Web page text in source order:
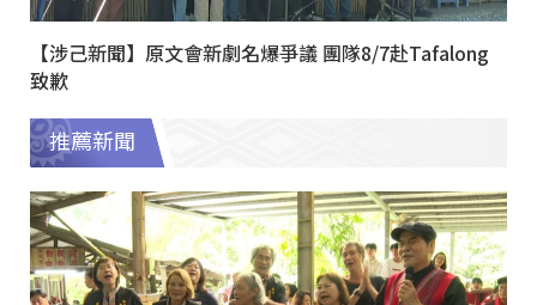
【涉己新聞】原文會新劇名爆爭議 團隊8/7赴Tafalong
致歉
推薦新聞